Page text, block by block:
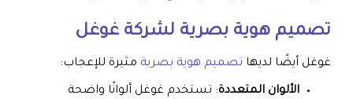
تصميم هوية بصرية لشركة غوغل
غوغل أيضًا لديها تصميم هوية بصرية مثيرة للإعجاب:
الألوان المتعددة: تستخدم غوغل ألوانًا واضحة